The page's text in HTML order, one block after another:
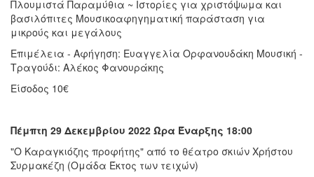
Πλουμιστά Παραμύθια ~ Ιστορίες για χριστόψωμα και
βασιλόπιτες Μουσικοαφηγηματική παράσταση για
μικρούς και μεγάλους
Επιμέλεια - Αφήγηση: Ευαγγελία Ορφανουδάκη Μουσική -
Τραγούδι: Αλέκος Φανουράκης
Είσοδος 10€
Πέμπτη 29 Δεκεμβρίου 2022 Ώρα Έναρξης 18:00
"Ο Καραγκιόζης προφήτης" από το θέατρο σκιών Χρήστου
Συρμακέζη (Ομάδα Έκτος των τειχών)